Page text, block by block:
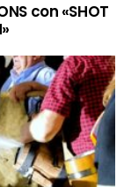
con «SHOT